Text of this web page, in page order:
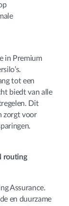
in Premium
tot een
biedt van alle
Dit
zorgt voor
routing
Assurance.
en duurzame